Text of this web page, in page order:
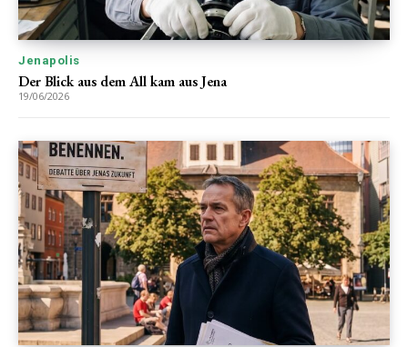
Jenapolis
Der Blick aus dem All kam aus Jena
19/06/2026